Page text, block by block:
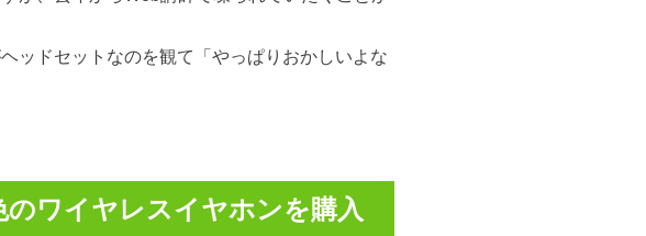
ッドセットなのを観て「やっぱりおかしいよな
ワイヤレスイヤホンを購入